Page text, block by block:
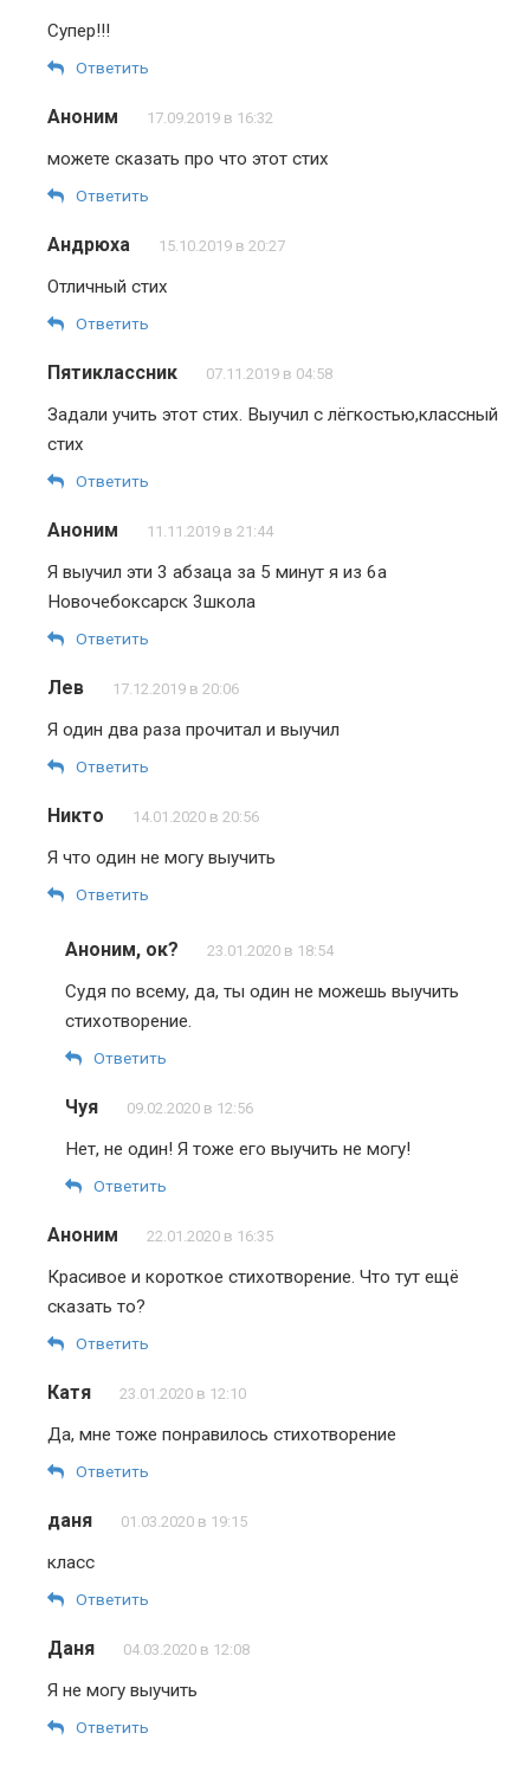
Супер!!!
Ответить
Аноним 17.09.2019 в 16:32
можете сказать про что этот стих
Ответить
Андрюха 15.10.2019 в 20:27
Отличный стих
Ответить
Пятиклассник 07.11.2019 в 04:58
Задали учить этот стих. Выучил с лёгкостью,классный
стих
Ответить
Аноним 11.11.2019 в 21:44
Я выучил эти 3 абзаца за 5 минут я из 6а
Новочебоксарск 3школа
Ответить
Лев 17.12.2019 в 20:06
Я один два раза прочитал и выучил
Ответить
Никто 14.01.2020 в 20:56
Я что один не могу выучить
Ответить
Аноним, ок? 23.01.2020 в 18:54
Судя по всему, да, ты один не можешь выучить
стихотворение.
Ответить
Чуя 09.02.2020 в 12:56
Нет, не один! Я тоже его выучить не могу!
Ответить
Аноним 22.01.2020 в 16:35
Красивое и короткое стихотворение. Что тут ещё
сказать то?
Ответить
Катя 23.01.2020 в 12:10
Да, мне тоже понравилось стихотворение
Ответить
даня 01.03.2020 в 19:15
класс
Ответить
Даня 04.03.2020 в 12:08
Я не могу выучить
Ответить